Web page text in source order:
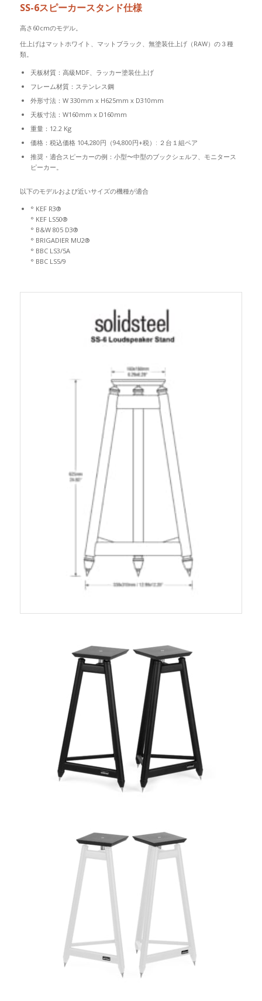
SS-6スピーカースタンド仕様
高さ60cmのモデル。
仕上げはマットホワイト、マットブラック、無塗装仕上げ（RAW）の３種
類。
天板材質：高級MDF、ラッカー塗装仕上げ
フレーム材質：ステンレス鋼
外形寸法：W 330mm x H625mm x D310mm
天板寸法：W160mm x D160mm
重量：12.2 Kg
価格：税込価格 104,280円（94,800円+税）: ２台１組ペア
推奨・適合スピーカーの例：小型〜中型のブックシェルフ、モニタース
ピーカー。
以下のモデルおよび近いサイズの機種が適合
° KEF R3®
° KEF LS50®
° B&W 805 D3®
° BRIGADIER MU2®
° BBC LS3/5A
° BBC LS5/9